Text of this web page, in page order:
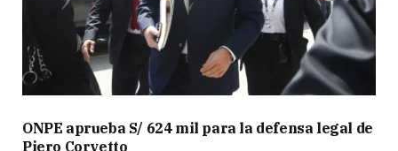
ONPE aprueba S/ 624 mil para la defensa legal de
Piero Corvetto